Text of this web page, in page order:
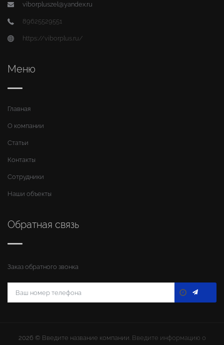
viborpluszel@yandex.ru
89625529551
https://viborplus.ru/
Меню
Главная
О компании
Статьи
Контакты
Сотрудники
Наши объекты
Обратная связь
Заказ обратного звонка
2026 © Введите название компании. Введите информацию о